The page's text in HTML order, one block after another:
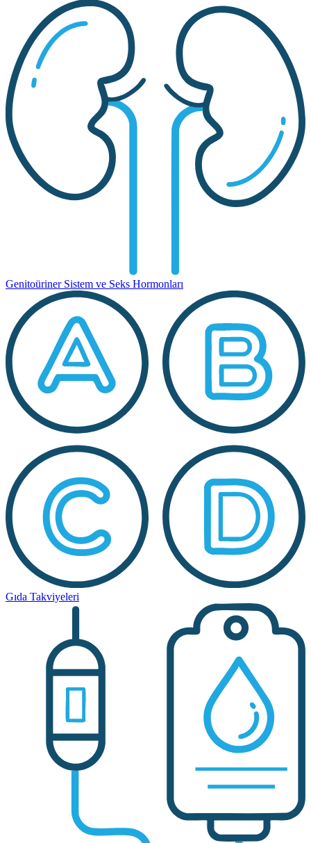
Genitoüriner Sistem ve Seks Hormonları
Gıda Takviyeleri